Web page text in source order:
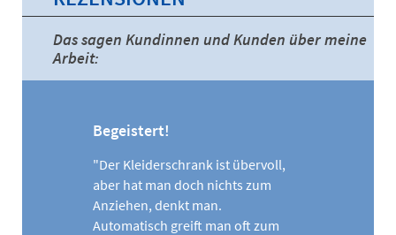
Das sagen Kundinnen und Kunden über meine
Arbeit:
Begeistert!
"Der Kleiderschrank ist übervoll,
aber hat man doch nichts zum
Anziehen, denkt man.
Automatisch greift man oft zum